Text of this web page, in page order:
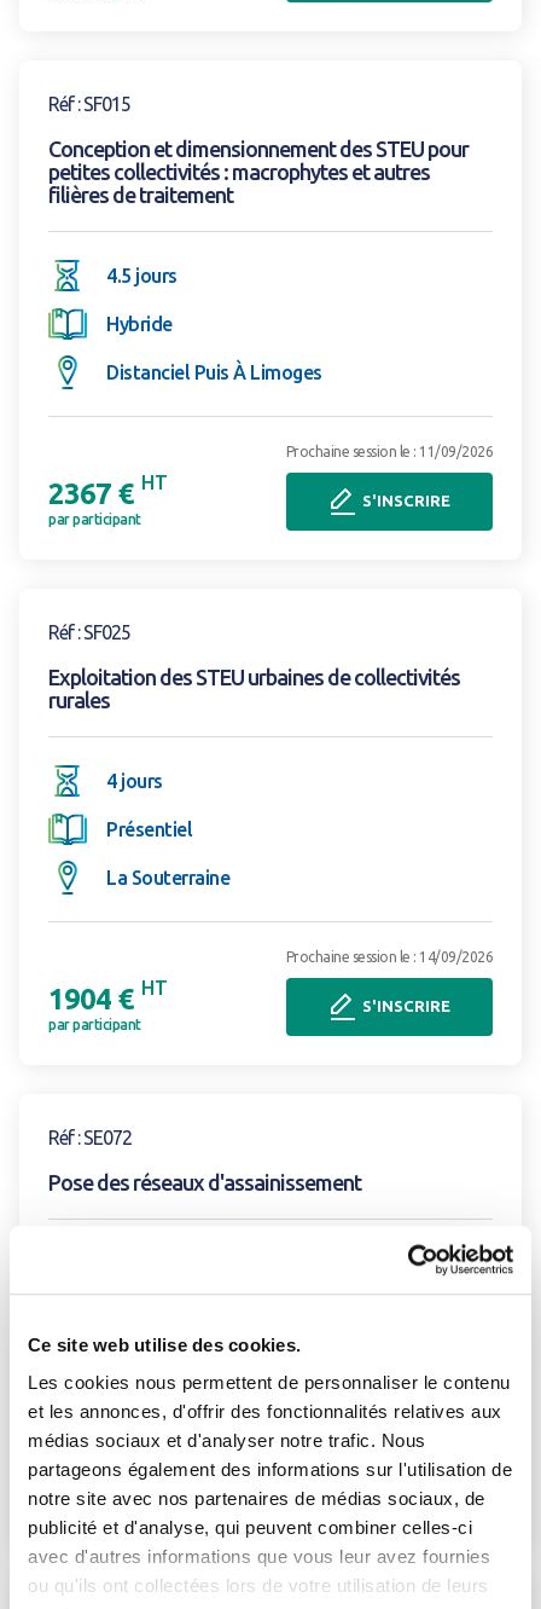
Ce site web utilise des cookies.
Les cookies nous permettent de personnaliser le contenu
et les annonces, d'offrir des fonctionnalités relatives aux
médias sociaux et d'analyser notre trafic. Nous
partageons également des informations sur l'utilisation de
notre site avec nos partenaires de médias sociaux, de
publicité et d'analyse, qui peuvent combiner celles-ci
avec d'autres informations que vous leur avez fournies
ou qu'ils ont collectées lors de votre utilisation de leurs
Réf : SF015
Conception et dimensionnement des STEU pour
petites collectivités : macrophytes et autres
filières de traitement
4.5 jours
Hybride
Distanciel Puis À Limoges
2367 € HT
par participant
Prochaine session le : 11/09/2026
S'INSCRIRE
Réf : SF025
Exploitation des STEU urbaines de collectivités
rurales
4 jours
Présentiel
La Souterraine
1904 € HT
par participant
Prochaine session le : 14/09/2026
S'INSCRIRE
Réf : SE072
Pose des réseaux d'assainissement
2128 € HT
par participant
Prochaine session le : 14/09/2026
S'INSCRIRE
Voir la formation
1/2
Découverte
Gestion de services d’eau et d’assainissement
Prélèvement de la ressource
Eau potable
Se connecter
J'ai déjà un compte
Adresse email *